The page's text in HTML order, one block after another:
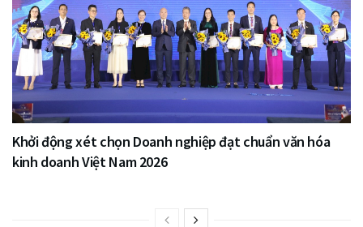
Khởi động xét chọn Doanh nghiệp đạt chuẩn văn hóa
kinh doanh Việt Nam 2026